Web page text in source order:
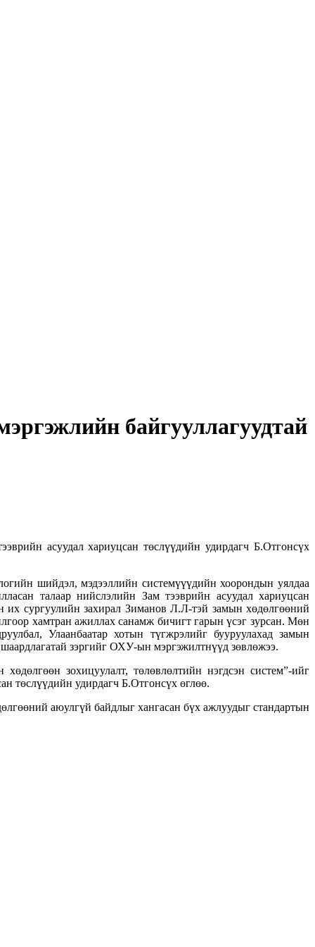
байгууллагуудтай
асуудал хариуцсан төслүүдийн удирдагч Б.Отгонсүх
шийдэл, мэдээллийн системүүүдийн хоорондын уялдаа
талаар нийслэлийн Зам тээврийн асуудал хариуцсан
сургуулийн захирал Зиманов Л.Л-тэй замын хөдөлгөөний
хамтран ажиллах санамж бичигт гарын үсэг зурсан. Мөн
Улаанбаатар хотын түгжрэлийг бууруулахад замын
зэргийг ОХУ-ын мэргэжилтнүүд зөвлөжээ.
зохицуулалт, төлөвлөлтийн нэгдсэн систем”-ийг
төслүүдийн удирдагч Б.Отгонсүх өглөө.
аюулгүй байдлыг хангасан бүх ажлуудыг стандартын